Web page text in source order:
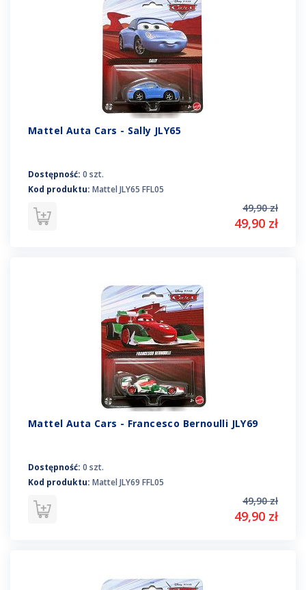
Mattel Auta Cars - Sally JLY65
Dostępność: 0 szt.
Kod produktu: Mattel JLY65 FFL05
49,90 zł
49,90 zł
Mattel Auta Cars - Francesco Bernoulli JLY69
Dostępność: 0 szt.
Kod produktu: Mattel JLY69 FFL05
49,90 zł
49,90 zł